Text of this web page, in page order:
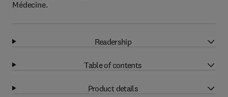
Médecine.
Readership
Table of contents
Product details